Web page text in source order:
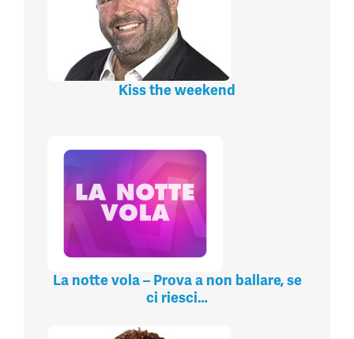
Kiss the weekend
La notte vola – Prova a non ballare, se
ci riesci…